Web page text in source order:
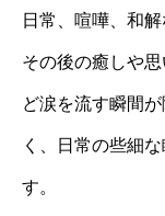
日常、喧嘩、和
その後の癒しや
ど涙を流す瞬間
く、日常の些細
す。